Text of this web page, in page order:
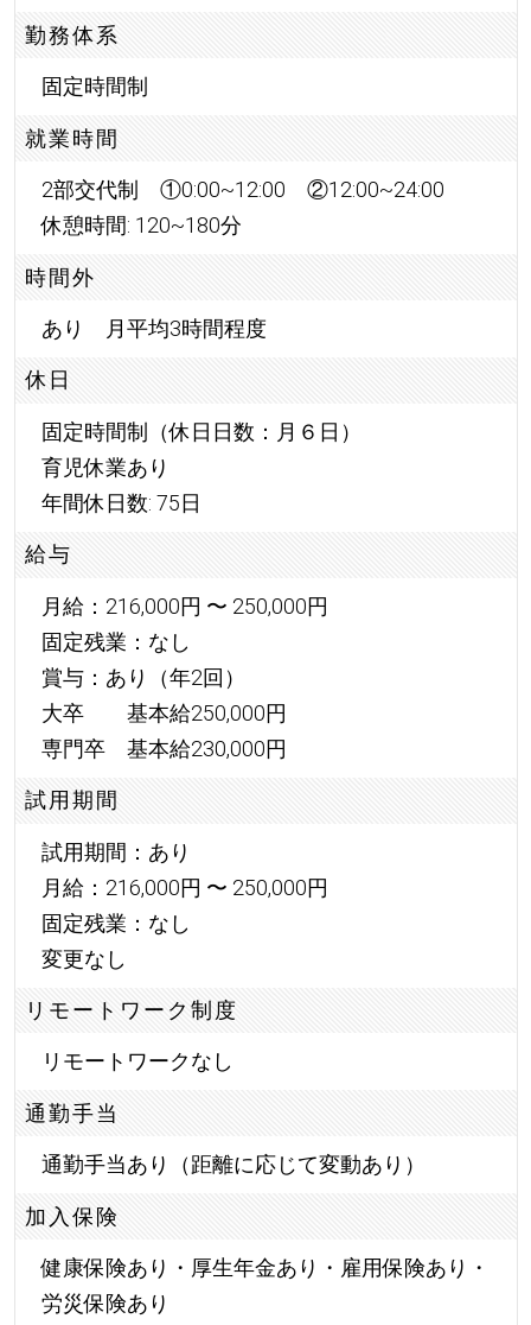
勤務体系
固定時間制
就業時間
2部交代制 ①0:00~12:00 ②12:00~24:00
休憩時間: 120~180分
時間外
あり 月平均3時間程度
休日
固定時間制（休日日数：月６日）
育児休業あり
年間休日数: 75日
給与
月給：216,000円 〜 250,000円
固定残業：なし
賞与：あり（年2回）
大卒 基本給250,000円
専門卒 基本給230,000円
試用期間
試用期間：あり
月給：216,000円 〜 250,000円
固定残業：なし
変更なし
リモートワーク制度
リモートワークなし
通勤手当
通勤手当あり（距離に応じて変動あり）
加入保険
健康保険あり・厚生年金あり・雇用保険あり・
労災保険あり